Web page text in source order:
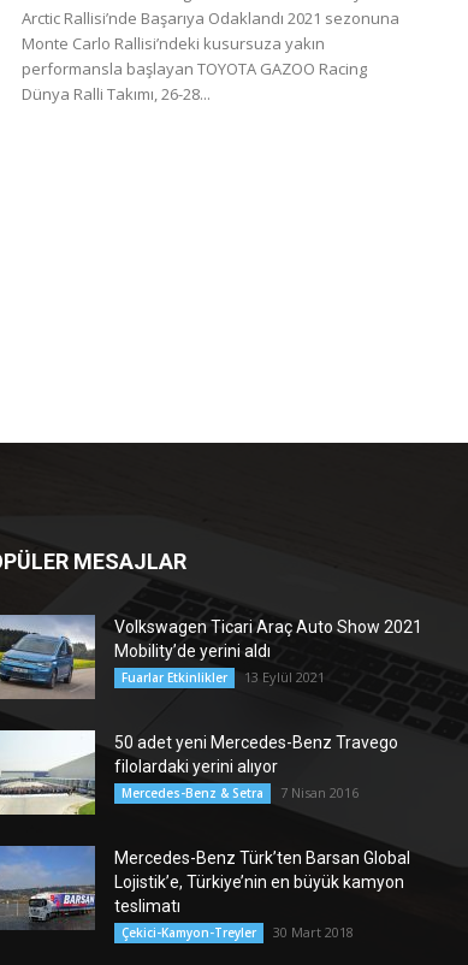
Arctic Rallisi’nde Başarıya Odaklandı 2021 sezonuna
Monte Carlo Rallisi’ndeki kusursuza yakın
performansla başlayan TOYOTA GAZOO Racing
Dünya Ralli Takımı, 26-28...
MESAJLAR
Volkswagen Ticari Araç Auto Show 2021
Mobility’de yerini aldı
Fuarlar Etkinlikler 13 Eylül 2021
50 adet yeni Mercedes-Benz Travego
filolardaki yerini alıyor
Mercedes-Benz & Setra 7 Nisan 2016
Mercedes-Benz Türk’ten Barsan Global
Lojistik’e, Türkiye’nin en büyük kamyon
teslimatı
Çekici-Kamyon-Treyler 30 Mart 2018